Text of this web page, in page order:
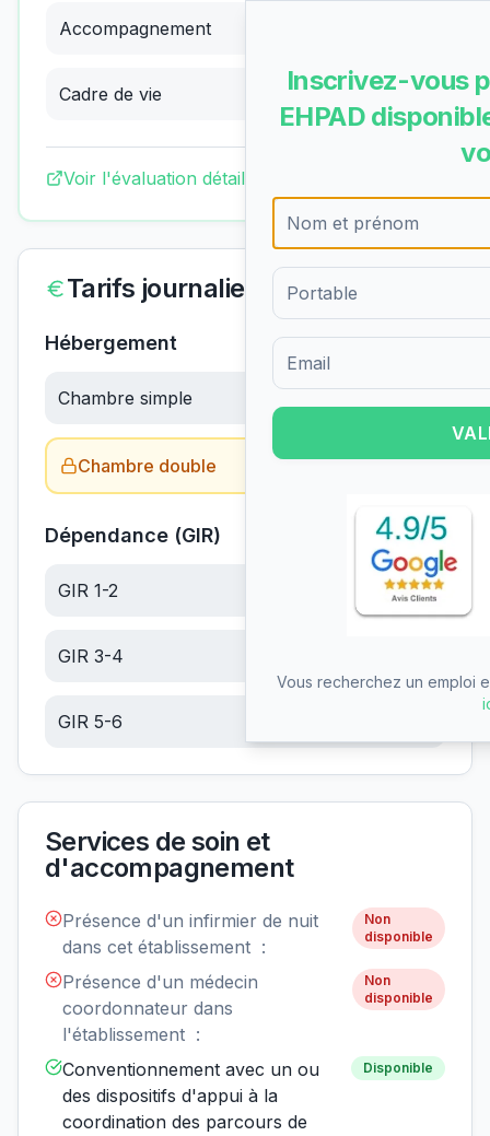
Accompagnement
Cadre de vie 4.00/4 (Excellent )
Voir l'évaluation détaillée complète
Tarifs journaliers
Hébergement
Chambre simple
Chambre double Obtenir le tarif →
Dépendance (GIR)
GIR 1-2 €/jour
GIR 3-4
GIR 5-6
Services de soin et
d'accompagnement
Présence d'un infirmier de nuit
dans cet établissement :
Non
disponible
Présence d'un médecin
coordonnateur dans
l'établissement :
Non
disponible
Conventionnement avec un ou
des dispositifs d'appui à la
coordination des parcours de
Disponible
Inscrivez-vous
EHPAD
Formulaire d'inscription pour
Vous recherchez un emploi